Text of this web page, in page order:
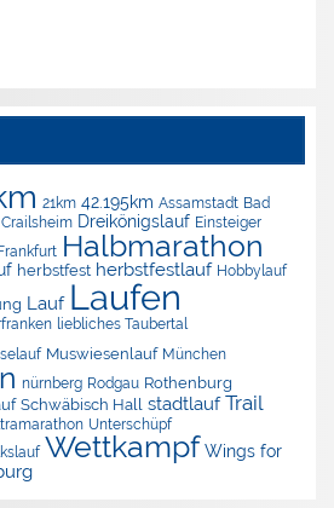
21km 42.195km Assamstadt Bad
Crailsheim Dreikönigslauf Einsteiger
Halbmarathon
herbstfest herbstfestlauf Hobbylauf
Lauf Laufen
liebliches Taubertal
Muswiesenlauf München
nürnberg Rodgau Rothenburg
Schwäbisch Hall stadtlauf Trail
Unterschüpf
Wettkampf Wings for